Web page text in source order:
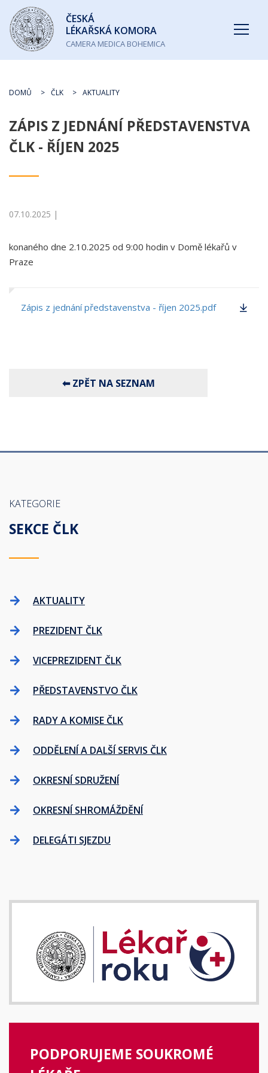
Česká
lékařská
komora
ČESKÁ
LÉKAŘSKÁ KOMORA
CAMERA MEDICA BOHEMICA
DOMŮ ČLK AKTUALITY
ZÁPIS Z JEDNÁNÍ PŘEDSTAVENSTVA
ČLK - ŘÍJEN 2025
07.10.2025 |
konaného dne 2.10.2025 od 9:00 hodin v Domě lékařů v
Praze
Zápis z jednání představenstva - říjen 2025.pdf
KATEGORIE
SEKCE ČLK
AKTUALITY
PREZIDENT ČLK
VICEPREZIDENT ČLK
PŘEDSTAVENSTVO ČLK
RADY A KOMISE ČLK
ODDĚLENÍ A DALŠÍ SERVIS ČLK
OKRESNÍ SDRUŽENÍ
OKRESNÍ SHROMÁŽDĚNÍ
DELEGÁTI SJEZDU
PODPORUJEME SOUKROMÉ